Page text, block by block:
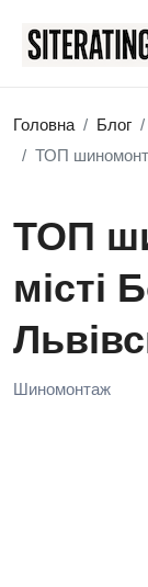
Головна Блог
ТОП
ТОП
місті
Шиномонтаж